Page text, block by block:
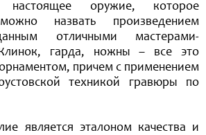
настоящее оружие, которое
назвать произведением
отличными мастерами-
гарда, ножны – все это
причем с применением
техникой гравюры по
является эталоном качества и